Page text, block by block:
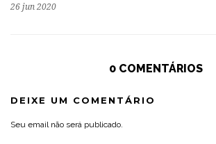
26 jun 2020
0 COMENTÁRIOS
DEIXE UM COMENTÁRIO
Seu email não será publicado.